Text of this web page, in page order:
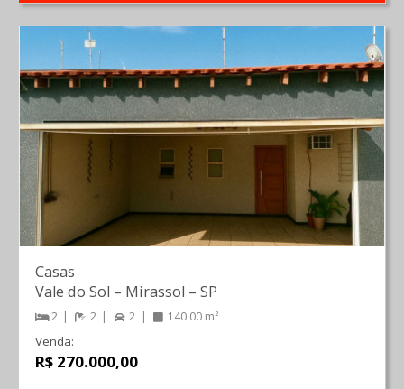
Casas
Vale do Sol – Mirassol – SP
2 2 2 140.00 m²
Venda:
R$ 270.000,00